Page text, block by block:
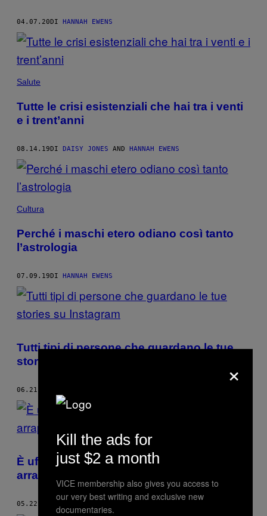
04.07.20DI HANNAH EWENS
Salute
Tutte le crisi esistenziali che hai tra i venti
e i trent’anni
08.14.19DI DAISY JONES AND HANNAH EWENS
Cultura
Perché i maschi etero odiano così tanto
l’astrologia
07.09.19DI HANNAH EWENS
Tutti tipi di persone che guardano le tue
stories su Instagram
06.21.19
È ufficiale: viviamo nell’era post-
arrapamento
05.22.19 HANNAH EWENS
×
Kill the ads for
just $2 a month
VICE membership also gives you access to
our very best writing and exclusive new
documentaries.